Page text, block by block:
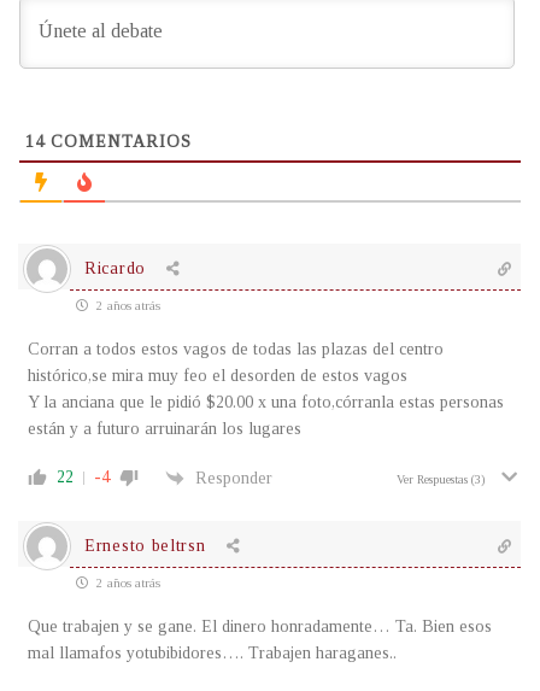
14COMENTARIOS
Ricardo
2 años atrás
Corran a todos estos vagos de todas las plazas del centro
histórico,se mira muy feo el desorden de estos vagos
Y la anciana que le pidió $20.00 x una foto,córranla estas personas
están y a futuro arruinarán los lugares
22 -4 Responder Ver Respuestas (3)
Ernesto beltrsn
2 años atrás
Que trabajen y se gane. El dinero honradamente… Ta. Bien esos
mal llamafos yotubibidores…. Trabajen haraganes..